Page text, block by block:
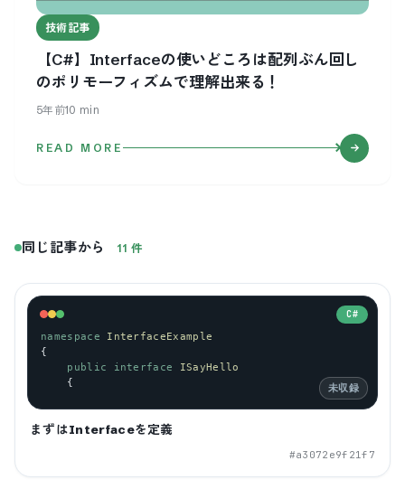
技術記事
【C#】Interfaceの使いどころは配列ぶん回し
のポリモーフィズムで理解出来る！
5年前10 min
READ MORE
同じ記事から 11 件
C#
namespace
InterfaceExample
{
public
interface
ISayHello
    {
未収録
まずはInterfaceを定義
#a3072e9f21f7